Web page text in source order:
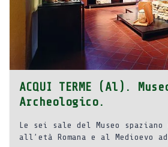
ACQUI TERME (Al).
Archeologico.
Le sei sale del Museo
all’età Romana e al Medioevo